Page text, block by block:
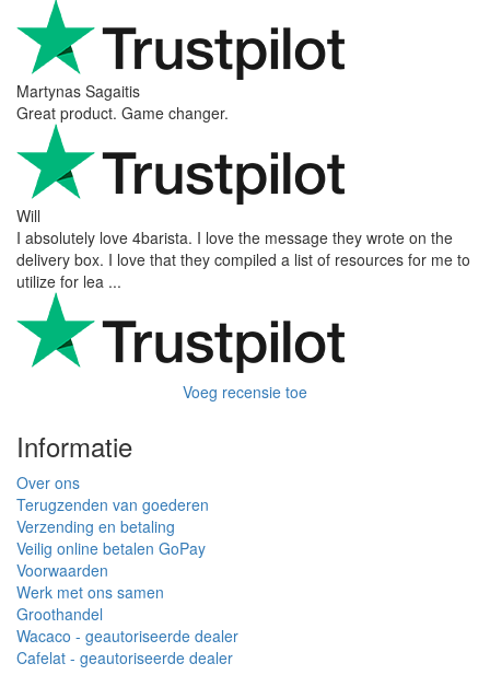
Martynas Sagaitis
Great product. Game changer.
Will
I absolutely love 4barista. I love the message they wrote on the
delivery box. I love that they compiled a list of resources for me to
utilize for lea ...
Voeg recensie toe
Informatie
Over ons
Terugzenden van goederen
Verzending en betaling
Veilig online betalen GoPay
Voorwaarden
Werk met ons samen
Groothandel
Wacaco - geautoriseerde dealer
Cafelat - geautoriseerde dealer